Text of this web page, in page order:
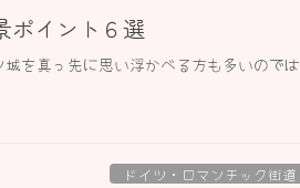
ポイント６選
を真っ先に思い浮かべる方も多いのでは
ドイツ・ロマンチック街道